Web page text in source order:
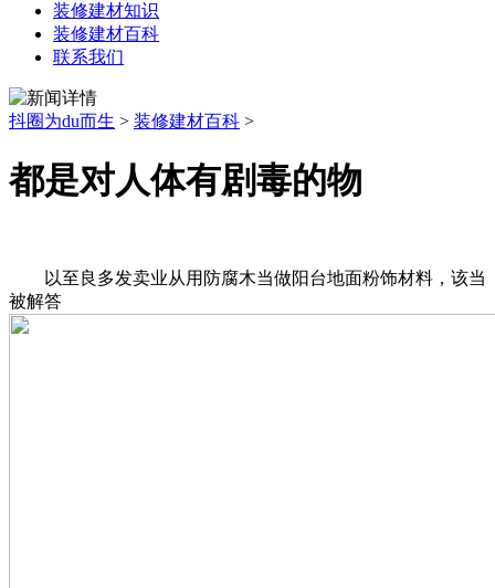
装修建材知识
装修建材百科
联系我们
抖圈为du而生 > 装修建材百科 >
都是对人体有剧毒的物
以至良多发卖业从用防腐木当做阳台地面粉饰材料，该当
被解答